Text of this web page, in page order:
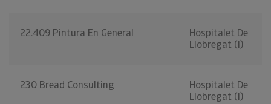
22.409 Pintura En General
Hospitalet De
Llobregat (l)
230 Bread Consulting
Hospitalet De
Llobregat (l)